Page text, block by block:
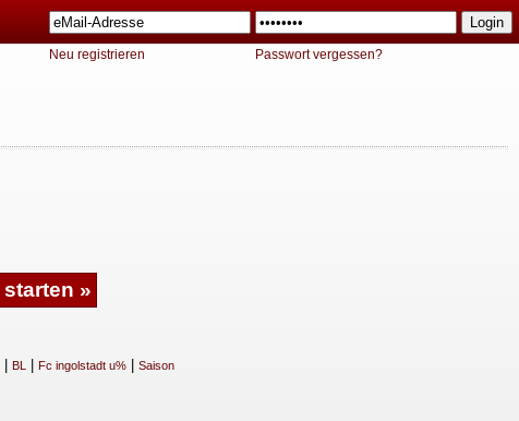
Neu registrieren Passwort vergessen?
BL | Fc ingolstadt u%| Saison